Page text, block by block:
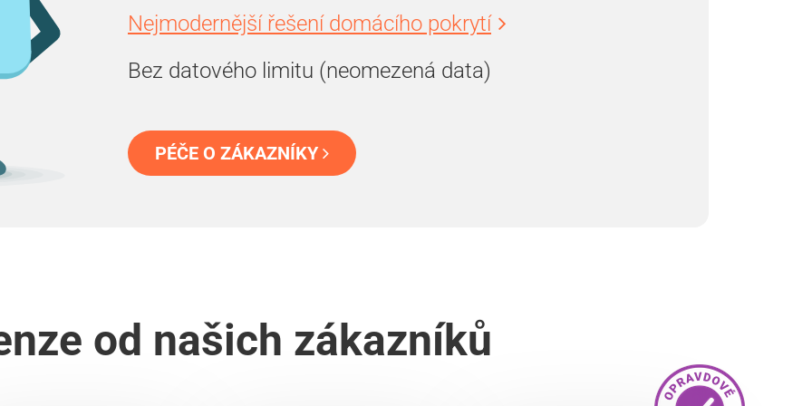
Nejmodernější řešení domácího pokrytí
Bez datového limitu (neomezená data)
PÉČE O ZÁKAZNÍKY
od našich zákazníků